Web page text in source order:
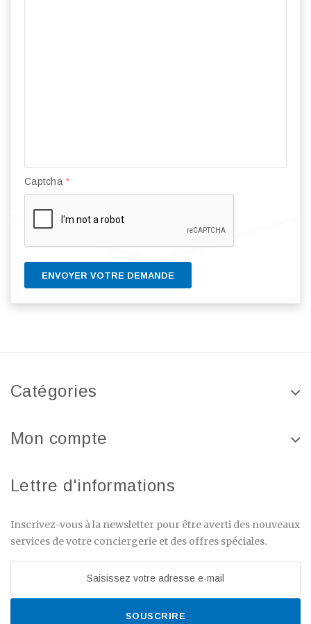
Captcha *
ENVOYER VOTRE DEMANDE
Catégories
Mon compte
Lettre d'informations
Inscrivez-vous à la newsletter pour être averti des nouveaux
services de votre conciergerie et des offres spéciales.
SOUSCRIRE